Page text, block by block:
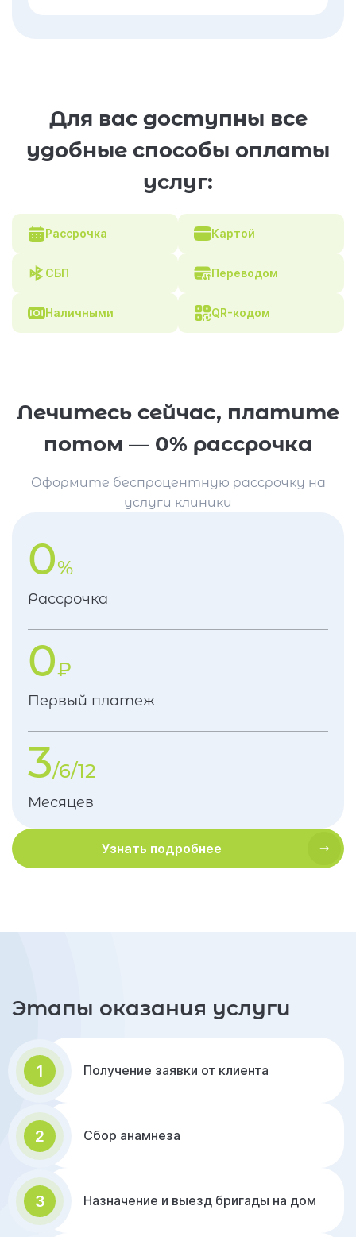
Для вас доступны все
удобные способы оплаты
услуг:
Рассрочка Картой
СБП Переводом
Наличными QR-кодом
Лечитесь сейчас, платите
потом — 0% рассрочка
Оформите беспроцентную рассрочку на
услуги клиники
0%
Рассрочка
0₽
Первый платеж
3/6/12
Месяцев
Узнать подробнее
Этапы оказания услуги
1 Получение заявки от клиента
2 Сбор анамнеза
3 Назначение и выезд бригады на дом